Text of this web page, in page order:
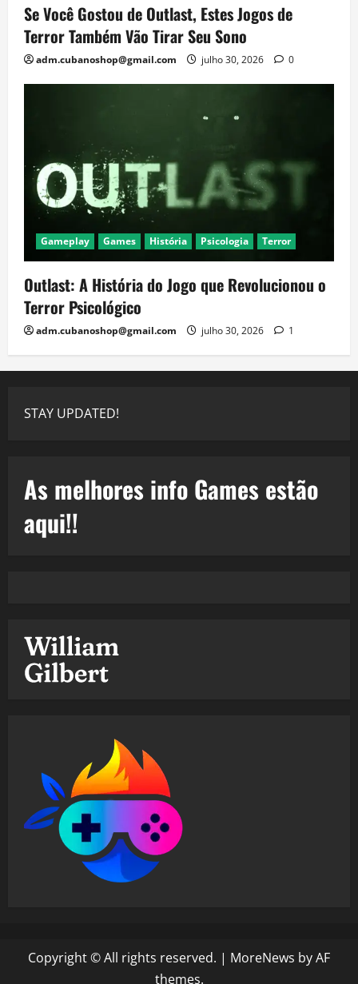
Se Você Gostou de Outlast, Estes Jogos de
Terror Também Vão Tirar Seu Sono
adm.cubanoshop@gmail.com julho 30, 2026 0
Gameplay Games História Psicologia Terror
Outlast: A História do Jogo que Revolucionou o
Terror Psicológico
adm.cubanoshop@gmail.com julho 30, 2026 1
STAY UPDATED!
As melhores info Games estão
aqui!!
Copyright © All rights reserved. | MoreNews by AF
themes.